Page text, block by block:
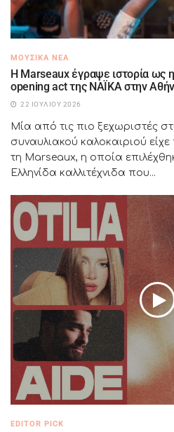
ΜΟΥΣΙΚΆ ΝΈΑ
H Marseaux έγραψε ιστορία ως
opening act της NAÏKA στην
22 ΙΟΥΛΊΟΥ 2026
Μία από τις πιο ξεχωριστές
συναυλιακού καλοκαιριού
τη Marseaux, η οποία
Ελληνίδα καλλιτέχνιδα που...
EDITOR PICK